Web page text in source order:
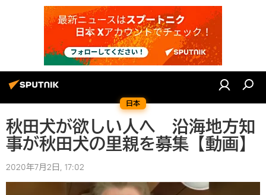
日本
秋田犬が欲しい人へ 沿海地方知
事が秋田犬の里親を募集【動画】
2020年7月2日, 17:02